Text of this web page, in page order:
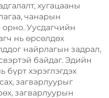
хугацааны
чанарын
Уусдагчийн
нь өрсөлдөх
найрлагын задрал,
байдаг. Эдийн
бүрт хэрэглэгдэх
загварлуурыг
загварлуурын